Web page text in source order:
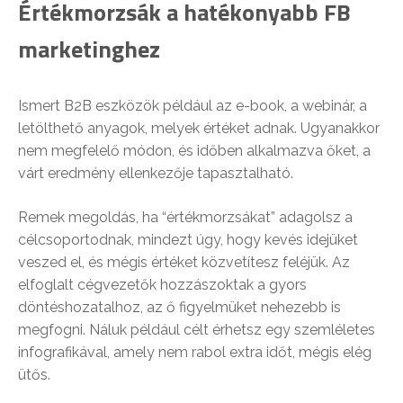
Értékmorzsák a hatékonyabb FB
marketinghez
Ismert B2B eszközök például az e-book, a webinár, a
letölthető anyagok, melyek értéket adnak. Ugyanakkor
nem megfelelő módon, és időben alkalmazva őket, a
várt eredmény ellenkezője tapasztalható.
Remek megoldás, ha “értékmorzsákat” adagolsz a
célcsoportodnak, mindezt úgy, hogy kevés idejüket
veszed el, és mégis értéket közvetítesz feléjük. Az
elfoglalt cégvezetők hozzászoktak a gyors
döntéshozatalhoz, az ő figyelmüket nehezebb is
megfogni. Náluk például célt érhetsz egy szemléletes
infografikával, amely nem rabol extra időt, mégis elég
ütős.